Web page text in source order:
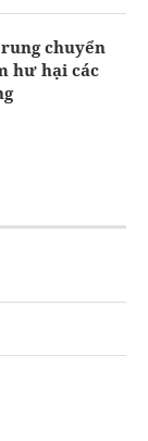
chuyển
hư hại các